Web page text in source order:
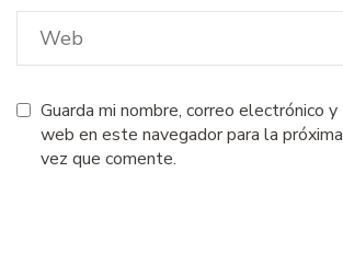
Guarda mi nombre, correo electrónico y
web en este navegador para la próxima
vez que comente.